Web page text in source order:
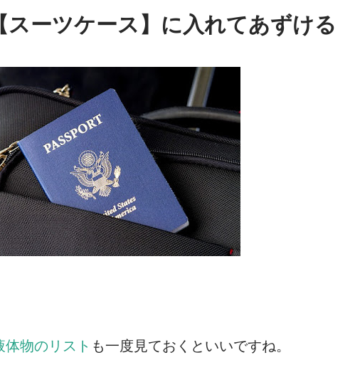
ーツケース】に入れてあずける
物のリスト も一度見ておくといいですね。